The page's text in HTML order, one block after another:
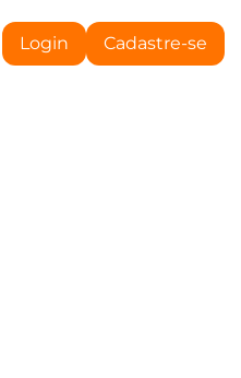
Login Cadastre-se